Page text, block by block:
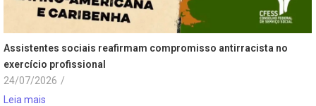
Assistentes sociais reafirmam compromisso antirracista no
exercício profissional
24/07/2026 /
Leia mais